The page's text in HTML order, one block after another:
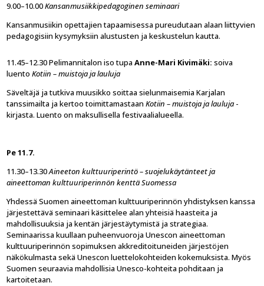
9.00–10.00Kansanmusiikkipedagoginen seminaari
Kansanmusiikin opettajien tapaamisessa pureudutaan alaan liittyvien
pedagogisiin kysymyksiin alustusten ja keskustelun kautta.
11.45–12.30 Pelimannitalon iso tupaAnne-Mari Kivimäki:soiva
luento Kotiin – muistoja ja lauluja
Säveltäjä ja tutkiva muusikko soittaa sielunmaisemia Karjalan
tanssimailta ja kertoo toimittamastaan Kotiin – muistoja ja lauluja -
kirjasta. Luento on maksullisella festivaalialueella.
Pe 11.7.
11.30–13.30Aineeton kulttuuriperintö – suojelukäytänteet ja
aineettoman kulttuuriperinnön kenttä Suomessa
Yhdessä Suomen aineettoman kulttuuriperinnön yhdistyksen kanssa
järjestettävä seminaari käsittelee alan yhteisiä haasteita ja
mahdollisuuksia ja kentän järjestäytymistä ja strategiaa.
Seminaarissa kuullaan puheenvuoroja Unescon aineettoman
kulttuuriperinnön sopimuksen akkreditoituneiden järjestöjen
näkökulmasta sekä Unescon luettelokohteiden kokemuksista. Myös
Suomen seuraavia mahdollisia Unesco-kohteita pohditaan ja
kartoitetaan.